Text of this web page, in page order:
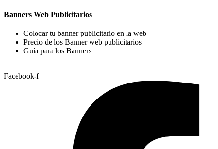
Banners Web Publicitarios
Colocar tu banner publicitario en la web
Precio de los Banner web publicitarios
Guía para los Banners
Facebook-f